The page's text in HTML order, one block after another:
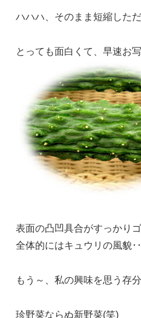
ハハハ、そのまま短縮した
とっても面白くて、早速お写
表面の凸凹具合がすっかり
全体的にはキュウリの風貌･･
もう～、私の興味を思う存
珍野菜ならぬ新野菜(笑)